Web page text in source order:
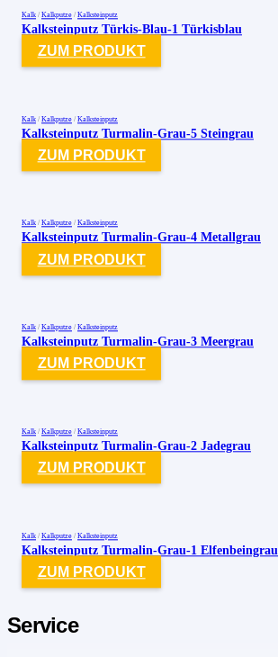
Kalk / Kalkputze / Kalksteinputz
Kalksteinputz Türkis-Blau-1 Türkisblau
ZUM PRODUKT
Kalk / Kalkputze / Kalksteinputz
Kalksteinputz Turmalin-Grau-5 Steingrau
ZUM PRODUKT
Kalk / Kalkputze / Kalksteinputz
Kalksteinputz Turmalin-Grau-4 Metallgrau
ZUM PRODUKT
Kalk / Kalkputze / Kalksteinputz
Kalksteinputz Turmalin-Grau-3 Meergrau
ZUM PRODUKT
Kalk / Kalkputze / Kalksteinputz
Kalksteinputz Turmalin-Grau-2 Jadegrau
ZUM PRODUKT
Kalk / Kalkputze / Kalksteinputz
Kalksteinputz Turmalin-Grau-1 Elfenbeingrau
ZUM PRODUKT
Service